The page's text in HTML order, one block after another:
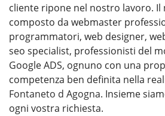
cliente ripone nel nostro lavoro. Il
composto da webmaster
programmatori, web designer,
seo specialist, professionisti del
Google ADS, ognuno con una
competenza ben definita nella
Fontaneto d Agogna. Insieme
ogni vostra richiesta.